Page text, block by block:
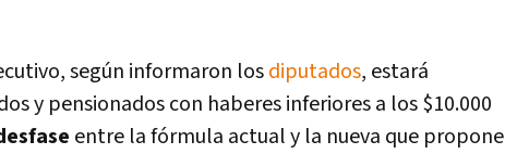
según informaron losdiputados, estará
y pensionados con haberes inferiores a los $10.000
entre la fórmula actual y la nueva que propone